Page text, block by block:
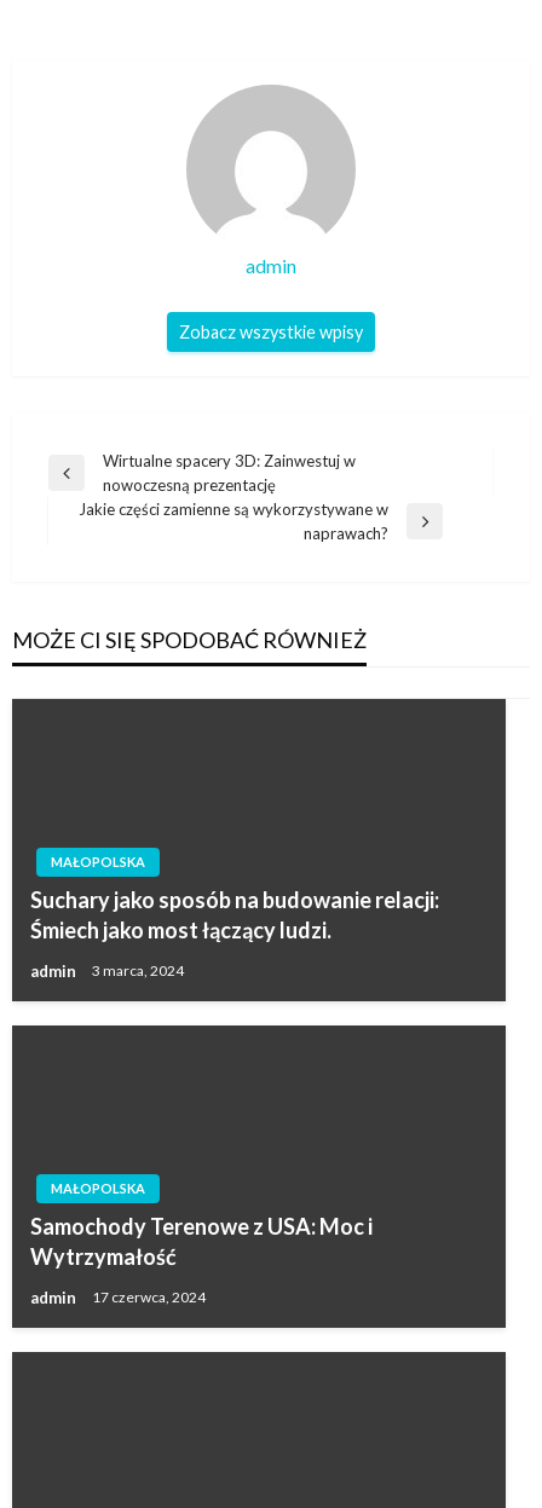
admin
Zobacz wszystkie wpisy
Nawigacja
wpisu
Poprzedni
Wirtualne spacery 3D: Zainwestuj w
nowoczesną prezentację
Jakie części zamienne są wykorzystywane w
naprawach?
MOŻE CI SIĘ SPODOBAĆ RÓWNIEŻ
MAŁOPOLSKA
Suchary jako sposób na budowanie relacji:
Śmiech jako most łączący ludzi.
admin 3 marca, 2024
MAŁOPOLSKA
Samochody Terenowe z USA: Moc i
Wytrzymałość
admin 17 czerwca, 2024